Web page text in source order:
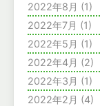
2022年8月 (1)
2022年7月 (1)
2022年5月 (1)
2022年4月 (2)
2022年3月 (1)
2022年2月 (4)